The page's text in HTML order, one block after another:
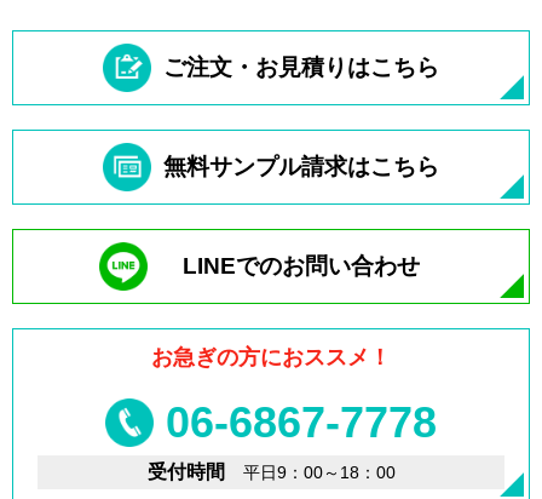
ご注文・お見積りはこちら
無料サンプル請求はこちら
LINEでのお問い合わせ
お急ぎの方におススメ！
06-6867-7778
受付時間 平日9：00～18：00